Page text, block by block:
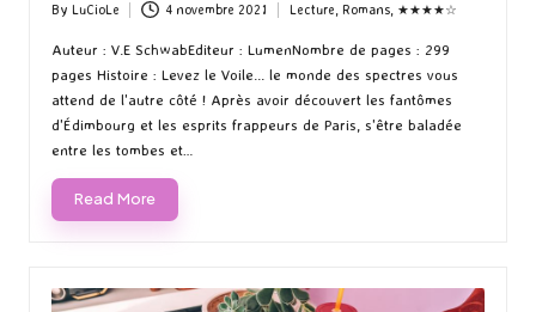
Posted
by
By LuCioLe 4 novembre 2021
in
Lecture, Romans, ★★★★☆
Auteur : V.E SchwabEditeur : LumenNombre de pages : 299
pages Histoire : Levez le Voile... le monde des spectres vous
attend de l'autre côté ! Après avoir découvert les fantômes
d'Édimbourg et les esprits frappeurs de Paris, s'être baladée
entre les tombes et…
Read More